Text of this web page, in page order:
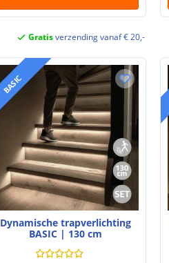
Gratisverzending vanaf € 20,-
BASIC
Dynamische trapverlichting
BASIC | 130 cm